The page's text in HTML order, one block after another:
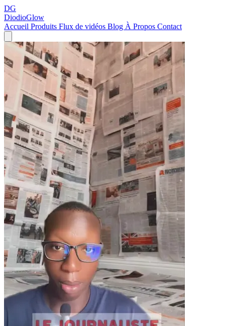
DG
DiodioGlow
Accueil Produits Flux de vidéos Blog À Propos Contact